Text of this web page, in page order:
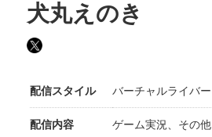
犬丸えのき
配信スタイル バーチャルライバー
配信内容 ゲーム実況、その他